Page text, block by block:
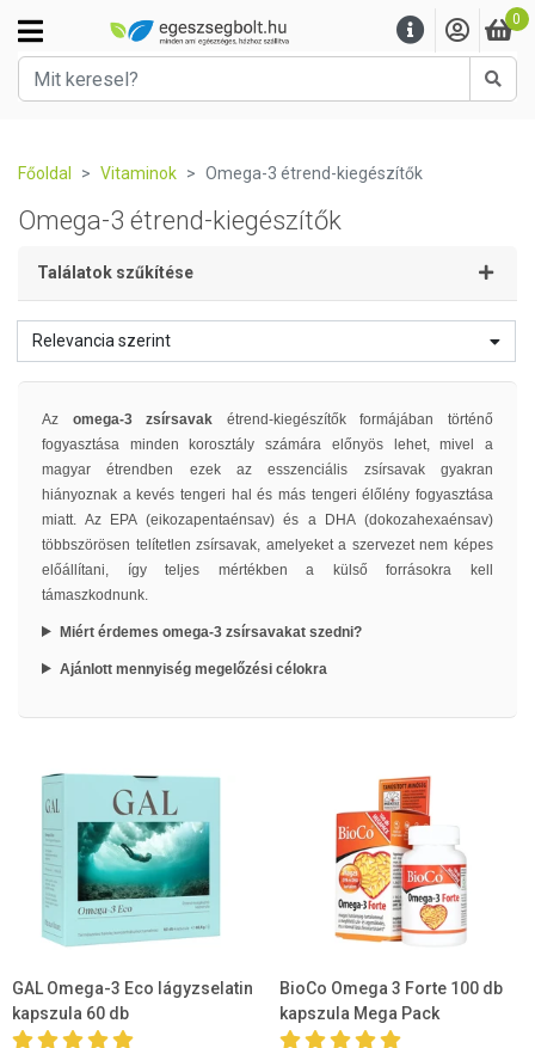
0
Főoldal Vitaminok Omega-3 étrend-kiegészítők
Omega-3 étrend-kiegészítők
Találatok szűkítése
Relevancia szerint
Az omega-3 zsírsavak étrend-kiegészítők formájában történő
fogyasztása minden korosztály számára előnyös lehet, mivel a
magyar étrendben ezek az esszenciális zsírsavak gyakran
hiányoznak a kevés tengeri hal és más tengeri élőlény fogyasztása
miatt. Az EPA (eikozapentaénsav) és a DHA (dokozahexaénsav)
többszörösen telítetlen zsírsavak, amelyeket a szervezet nem képes
előállítani, így teljes mértékben a külső forrásokra kell
támaszkodnunk.
Miért érdemes omega-3 zsírsavakat szedni?
Ajánlott mennyiség megelőzési célokra
GAL Omega-3 Eco lágyzselatin
kapszula 60 db
BioCo Omega 3 Forte 100 db
kapszula Mega Pack